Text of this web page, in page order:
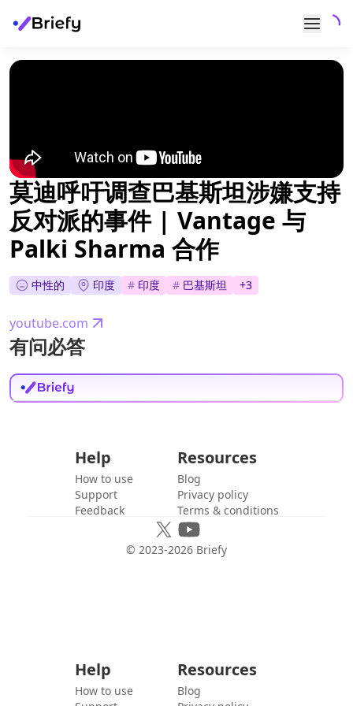
莫迪呼吁调查巴基斯坦涉嫌支持
反对派的事件 | Vantage 与
Palki Sharma 合作
中性的 印度 # 印度 # 巴基斯坦 +3
youtube.com
有问必答
Help
How to use
Support
Feedback
Resources
Blog
Privacy policy
Terms & conditions
© 2023-2026 Briefy
Help
How to use
Resources
Blog